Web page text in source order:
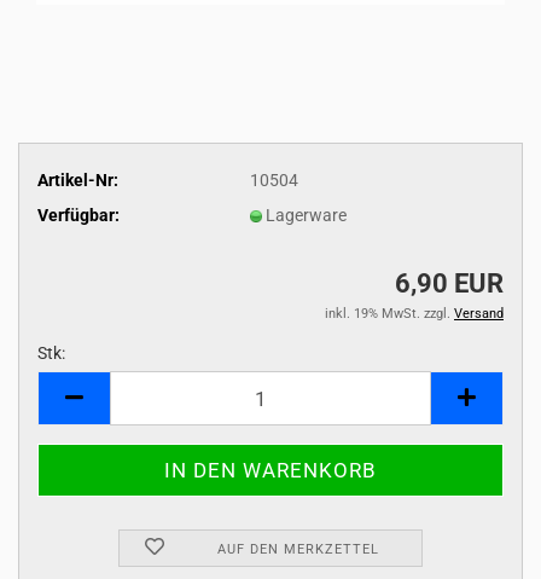
Artikel-Nr:
10504
Verfügbar:
Lagerware
6,90 EUR
inkl. 19% MwSt. zzgl. Versand
Stk:
AUF DEN MERKZETTEL